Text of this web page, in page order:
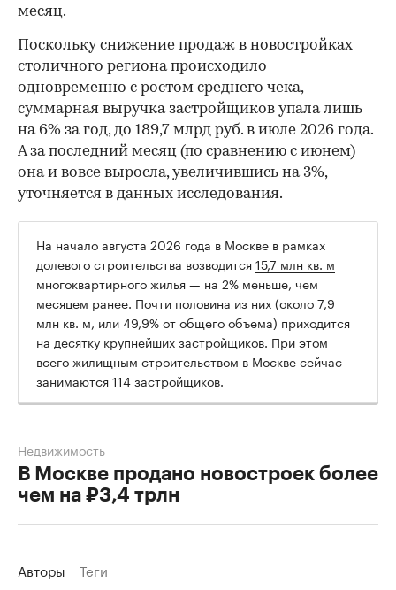
месяц.
Поскольку снижение продаж в новостройках
столичного региона происходило
одновременно с ростом среднего чека,
суммарная выручка застройщиков упала лишь
на 6% за год, до 189,7 млрд руб. в июле 2026 года.
А за последний месяц (по сравнению с июнем)
она и вовсе выросла, увеличившись на 3%,
уточняется в данных исследования.
На начало августа 2026 года в Москве в рамках
долевого строительства возводится15,7 млн кв. м
многоквартирного жилья — на 2% меньше, чем
месяцем ранее. Почти половина из них (около 7,9
млн кв. м, или 49,9% от общего объема) приходится
на десятку крупнейших застройщиков. При этом
всего жилищным строительством в Москве сейчас
занимаются 114 застройщиков.
В Москве продано новостроек более
чем на ₽3,4 трлн
Недвижимость
Авторы Теги